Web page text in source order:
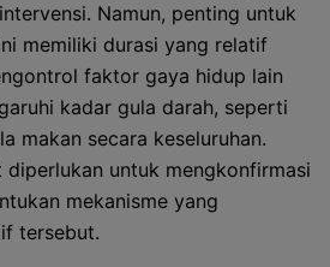
Namun, penting untuk
memiliki durasi yang relatif
faktor gaya hidup lain
kadar gula darah, seperti
makan secara keseluruhan.
diperlukan untuk mengkonfirmasi
mekanisme yang
tersebut.